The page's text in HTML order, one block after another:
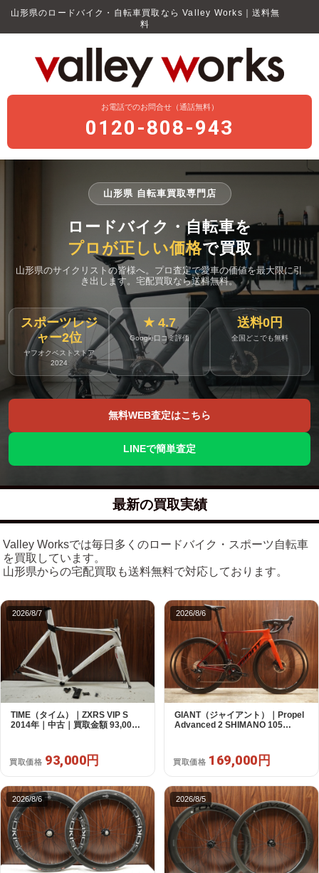
山形県のロードバイク・自転車買取なら Valley Works｜送料無
料
お電話でのお問合せ（通話無料）
0120-808-943
山形県 自転車買取専門店
ロードバイク・自転車を
プロが正しい価格で買取
山形県のサイクリストの皆様へ。プロ査定で愛車の価値を最大限に引
き出します。宅配買取なら送料無料。
スポーツレジ
ャー2位
ヤフオクベストストア
2024
★ 4.7
Google口コミ評価
送料0円
全国どこでも無料
無料WEB査定はこちら
LINEで簡単査定
最新の買取実績
Valley Worksでは毎日多くのロードバイク・スポーツ自転車
を買取しています。
山形県からの宅配買取も送料無料で対応しております。
2026/8/7
TIME（タイム）｜ZXRS VIP S
2014年｜中古｜買取金額 93,000
買取価格 93,000円
2026/8/6
GIANT（ジャイアント）｜Propel
Advanced 2 SHIMANO 105
買取価格 169,000円
2026/8/6 2026/8/5